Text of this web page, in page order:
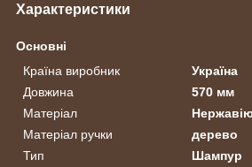
Характеристики
Основні
Країна виробник
Україна
Довжина
570 мм
Матеріал
Матеріал ручки
дерево
Тип
Шампур